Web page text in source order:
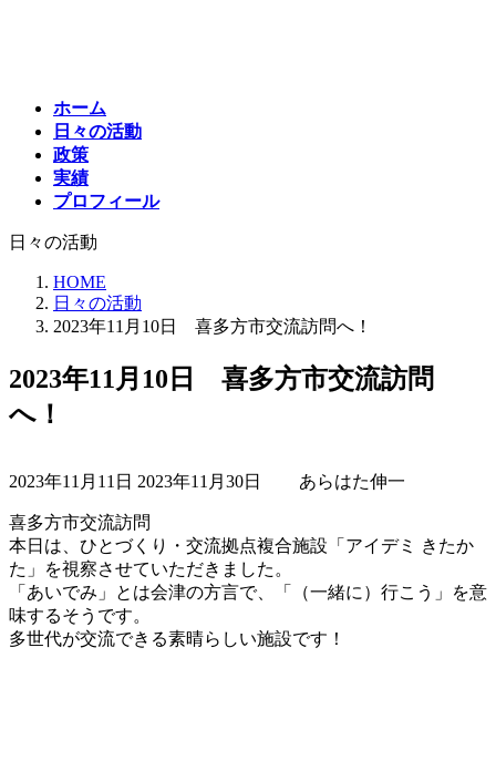
ホーム
日々の活動
政策
実績
プロフィール
日々の活動
HOME
日々の活動
2023年11月10日 喜多方市交流訪問へ！
2023年11月10日 喜多方市交流訪問
へ！
2023年11月11日 終
更
新
日
時
:
2023年11月30日 あらはた伸一
喜多方市交流訪問
本日は、ひとづくり・交流拠点複合施設「アイデミ きたか
た」を視察させていただきました。
「あいでみ」とは会津の方言で、「（一緒に）行こう」を意
味するそうです。
多世代が交流できる素晴らしい施設です！